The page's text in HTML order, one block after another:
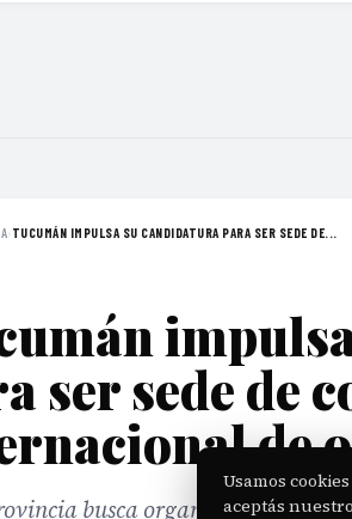
› TUCUMÁN IMPULSA SU CANDIDATURA PARA SER SEDE DE...
ser sede de
de
busca organizar un
Usamos
aceptás nuestro